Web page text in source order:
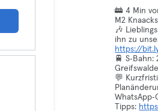
🚋 4 Min
M2
🎶
ihn zu
https://
🚆
💬
Tipps: